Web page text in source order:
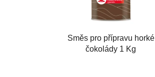
Směs pro přípravu horké
čokolády 1 Kg